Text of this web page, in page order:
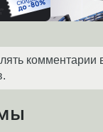
комментарии